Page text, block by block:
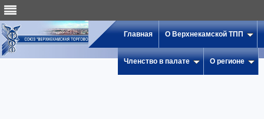
Главная О Верхнекамской ТПП
Членство в палате О регионе